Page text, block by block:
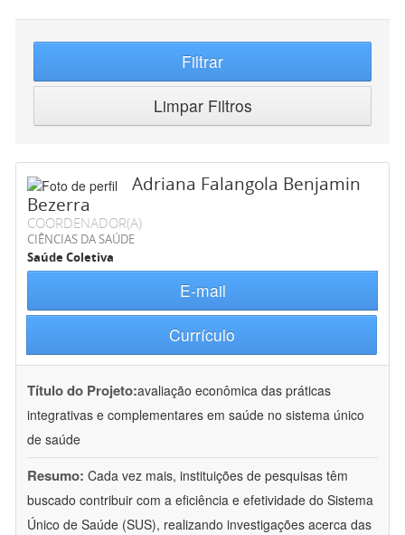
Filtrar
Limpar Filtros
Adriana Falangola Benjamin
Bezerra
COORDENADOR(A)
CIÊNCIAS DA SAÚDE
Saúde Coletiva
E-mail
Currículo
Título do Projeto:avaliação econômica das práticas
integrativas e complementares em saúde no sistema único
de saúde
Resumo: Cada vez mais, instituições de pesquisas têm
buscado contribuir com a eficiência e efetividade do Sistema
Único de Saúde (SUS), realizando investigações acerca das